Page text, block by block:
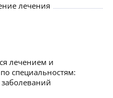
лечения
лечением и
специальностям: